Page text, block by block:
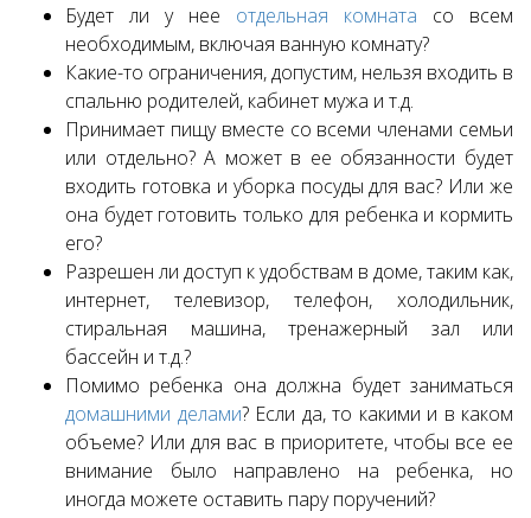
Будет ли у нее отдельная комната со всем
необходимым, включая ванную комнату?
Какие-то ограничения, допустим, нельзя входить в
спальню родителей, кабинет мужа и т.д.
Принимает пищу вместе со всеми членами семьи
или отдельно? А может в ее обязанности будет
входить готовка и уборка посуды для вас? Или же
она будет готовить только для ребенка и кормить
его?
Разрешен ли доступ к удобствам в доме, таким как,
интернет, телевизор, телефон, холодильник,
стиральная машина, тренажерный зал или
бассейн и т.д.?
Помимо ребенка она должна будет заниматься
домашними делами? Если да, то какими и в каком
объеме? Или для вас в приоритете, чтобы все ее
внимание было направлено на ребенка, но
иногда можете оставить пару поручений?